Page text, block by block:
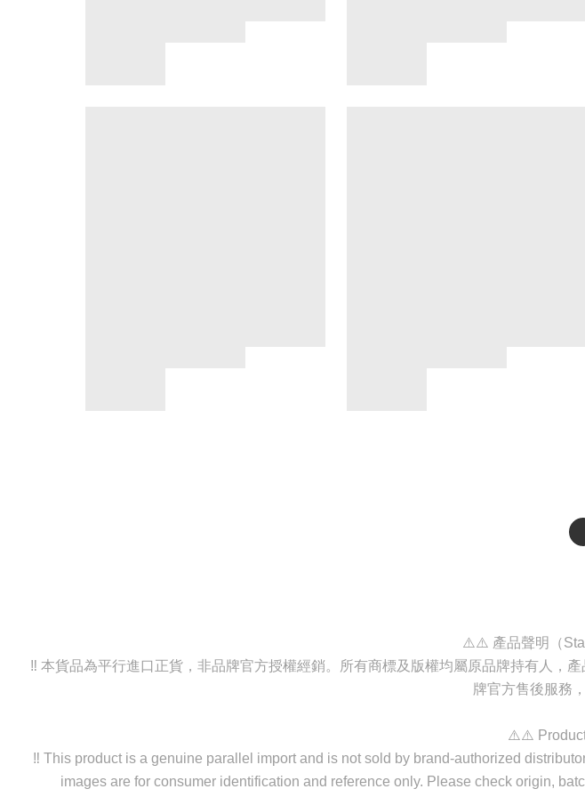
⚠️⚠️ 產品聲明（
‼️ 本貨品為平行進口正貨，非品牌官方授權經銷。所有商標及版權均屬原品牌持有人，
牌官方售後服務
⚠️⚠️
‼️ This product is a genuine parallel import and is not sold by brand-authorized
images are for consumer identification and reference only. Please check origin,